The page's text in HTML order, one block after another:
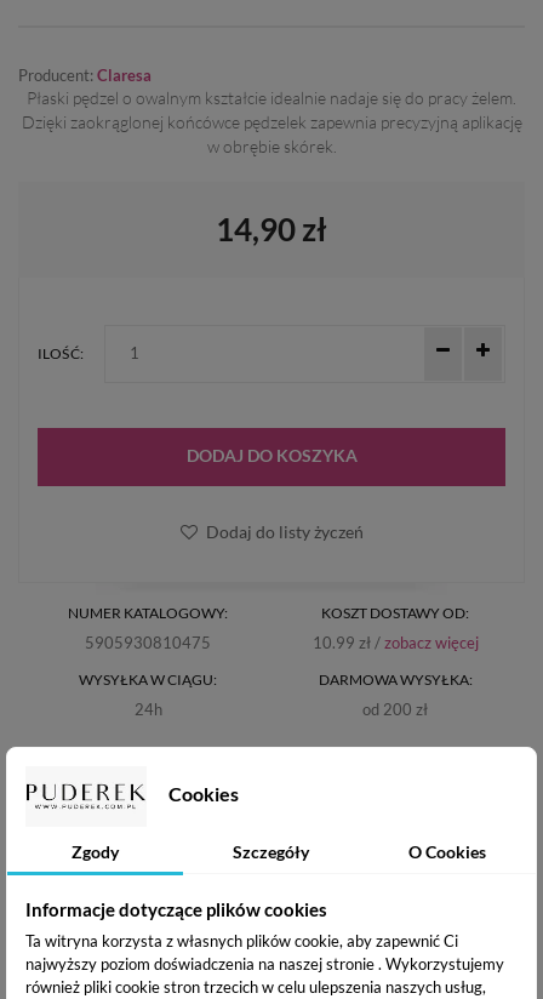
Cookies
Zgody Szczegóły O Cookies
Informacje dotyczące plików cookies
Ta witryna korzysta z własnych plików cookie, aby zapewnić Ci
najwyższy poziom doświadczenia na naszej stronie . Wykorzystujemy
również pliki cookie stron trzecich w celu ulepszenia naszych usług,
Producent: Claresa
Płaski pędzel o owalnym kształcie idealnie nadaje się do pracy żelem.
Dzięki zaokrąglonej końcówce pędzelek zapewnia precyzyjną aplikację
w obrębie skórek.
NUMER KATALOGOWY:
5905930810475
WYSYŁKA W CIĄGU:
24h
KOSZT DOSTAWY OD:
10.99 zł /zobacz więcej
DARMOWA WYSYŁKA:
od 200 zł
14,90 zł
ILOŚĆ:
DODAJ DO KOSZYKA
Dodaj do listy życzeń
OPIS PRODUKTU
DANE TECHNICZNE